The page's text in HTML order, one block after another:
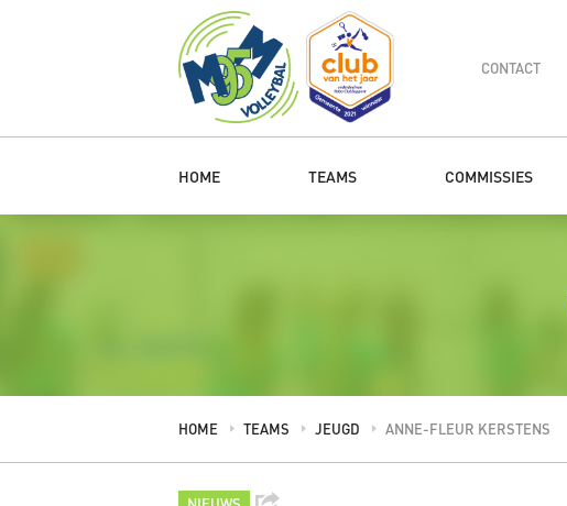
CONTACT
HOME TEAMS COMMISSIES
HOME TEAMS JEUGD ANNE-FLEUR KERSTENS